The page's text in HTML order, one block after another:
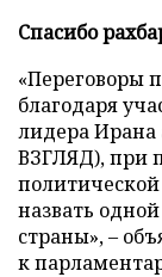
Спасибо
«Переговоры
благодаря
лидера
ВЗГЛЯД), при
назвать
страны», –
к